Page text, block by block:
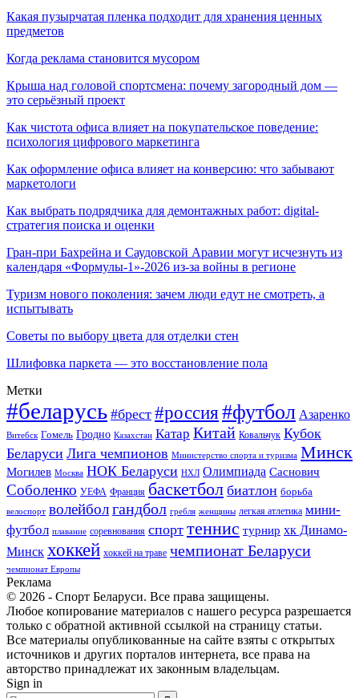
Какая пузырчатая пленка подходит для хранения ценных
предметов
Когда реклама становится мусором
Крыша над головой спортсмена: почему загородный дом —
это серьёзный проект
Как чистота офиса влияет на покупательское поведение:
психология цифрового маркетинга
Как оформление офиса влияет на конверсию: что забывают
маркетологи
Как выбрать подрядчика для демонтажных работ: digital-
стратегия поиска и оценки
Гран-при Бахрейна и Саудовской Аравии могут исчезнуть из
календаря «Формулы-1»-2026 из-за войны в регионе
Туризм нового поколения: зачем люди едут не смотреть, а
испытывать
Советы по выбору цвета для отделки стен
Шлифовка паркета — это восстановление пола
Метки
#беларусь #брест #россия#футбол Азаренко
Витебск Гомель Гродно Казахстан Катар Китай Ковальчук Кубок
Беларуси Лига чемпионов Министерство спорта и туризма Минск
Могилев Москва НОК Беларуси НХЛ Олимпиада Саснович
Соболенко УЕФА Франция баскетбол биатлон борьба
велоспорт волейболгандбол гребля женщины легкая атлетика мини-
футбол плавание соревнования спорт теннис турнир хк Динамо-
Минск хоккей хоккей на траве чемпионат Беларуси
чемпионат Европы
Реклама
© 2026 - Спорт Беларуси. Все права защищены.
Любое копирование материалов с нашего ресурса разрешается
только с обратной активной ссылкой на страницу статьи.
Все материалы опубликованные на сайте взяты с открытых
источников и других порталов интернета, все права на
авторство принадлежат их законным владельцам.
Sign in